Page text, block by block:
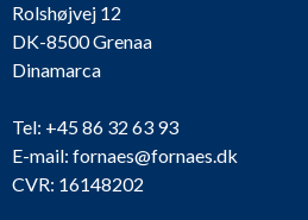
Rolshøjvej 12
DK-8500 Grenaa
Dinamarca
Tel: +45 86 32 63 93
E-mail: fornaes@fornaes.dk
CVR: 16148202